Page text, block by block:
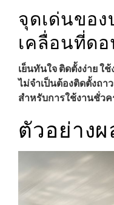
จุดเด่นของ
เคลื่อนที่ดอ
เย็นทันใจ ติดตั้งง่าย ใ
ไม่จำเป็นต้องติดตั้งถา
สำหรับการใช้งานชั่วค
ตัวอย่าง